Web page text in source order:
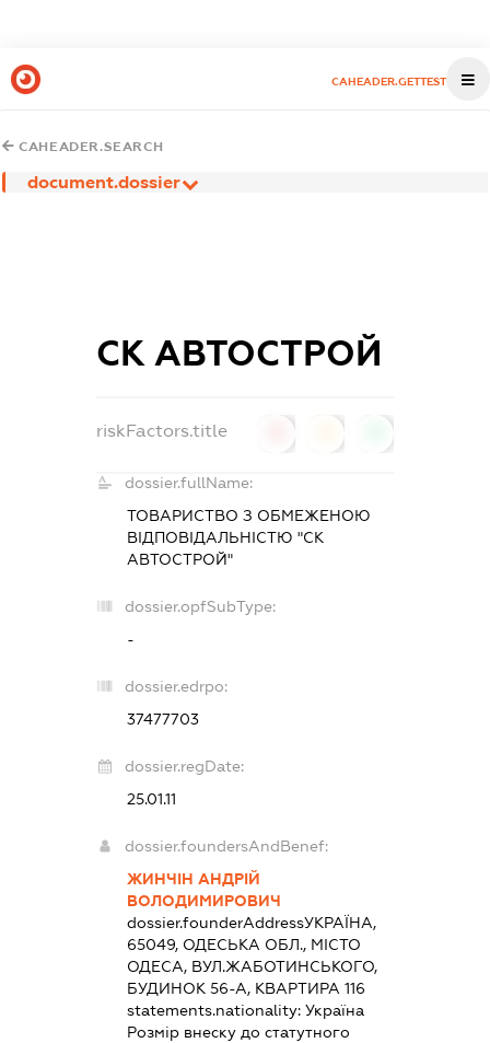
CAHEADER.GETTEST
CAHEADER.SEARCH
document.dossier
СК АВТОСТРОЙ
riskFactors.title
dossier.fullName:
ТОВАРИСТВО З ОБМЕЖЕНОЮ
ВІДПОВІДАЛЬНІСТЮ "СК
АВТОСТРОЙ"
dossier.opfSubType:
-
dossier.edrpo:
37477703
dossier.regDate:
25.01.11
dossier.foundersAndBenef:
ЖИНЧІН АНДРІЙ
ВОЛОДИМИРОВИЧ
dossier.founderAddressУКРАЇНА,
65049, ОДЕСЬКА ОБЛ., МІСТО
ОДЕСА, ВУЛ.ЖАБОТИНСЬКОГО,
БУДИНОК 56-А, КВАРТИРА 116
statements.nationality: Україна
Розмір внеску до статутного